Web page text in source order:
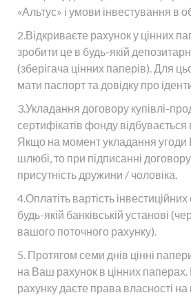
«Альтус» і умови інвестування
2.Відкриваєте рахунок у цінних
зробити це в будь-якій
(зберігача цінних паперів). Для
мати паспорт та довідку про
3.Укладання договору купівлі-
сертифікатів фонду відбувається
Якщо на момент укладання угоди
шлюбі, то при підписанні
присутність дружини / чоловіка.
4.Оплатіть вартість інвестиційних
будь-якій банківській установі
вашого поточного рахунку).
5. Протягом семи днів цінні
на Ваш рахунок в цінних
рахунку даєте права власності